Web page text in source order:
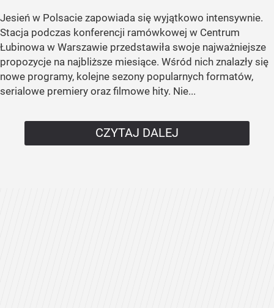
Jesień w Polsacie zapowiada się wyjątkowo intensywnie.
Stacja podczas konferencji ramówkowej w Centrum
Łubinowa w Warszawie przedstawiła swoje najważniejsze
propozycje na najbliższe miesiące. Wśród nich znalazły się
nowe programy, kolejne sezony popularnych formatów,
serialowe premiery oraz filmowe hity. Nie...
CZYTAJ DALEJ